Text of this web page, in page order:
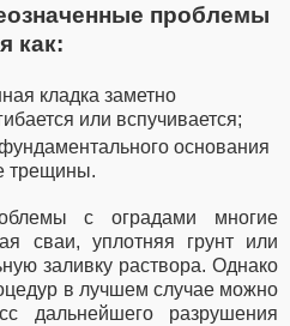
проблемы
как:
кладка заметно
или вспучивается;
основания
трещины.
с оградами многие
сваи, уплотняя грунт или
заливку раствора. Однако
в лучшем случае можно
дальнейшего разрушения